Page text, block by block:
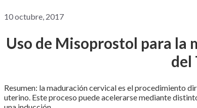
10 octubre, 2017
Uso de Misoprostol para la
del
Resumen: la maduración cervical es el procedimiento
uterino. Este proceso puede acelerarse mediante